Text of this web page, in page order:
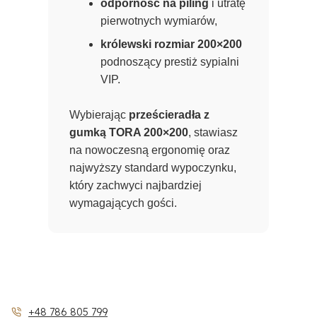
odporność na piling i utratę
pierwotnych wymiarów,
królewski rozmiar 200×200
podnoszący prestiż sypialni
VIP.
Wybierając prześcieradła z
gumką TORA 200×200, stawiasz
na nowoczesną ergonomię oraz
najwyższy standard wypoczynku,
który zachwyci najbardziej
wymagających gości.
+48 786 805 799